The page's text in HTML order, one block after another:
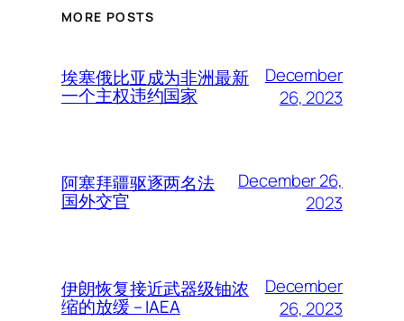
MORE POSTS
埃塞俄比亚成为非洲最新
一个主权违约国家
December
26, 2023
阿塞拜疆驱逐两名法
国外交官
December 26,
2023
伊朗恢复接近武器级铀浓
缩的放缓 – IAEA
December
26, 2023